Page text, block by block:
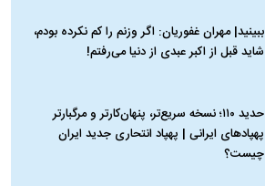
ببینید| مهران غفوریان: اگر وزنم را کم نکرده بودم،
شاید قبل از اکبر عبدی از دنیا می‌رفتم!
حدید ۱۱۰؛ نسخه سریع‌تر، پنهان‌کارتر و مرگبارتر
پهپادهای ایرانی | پهپاد انتحاری جدید ایران
چیست؟